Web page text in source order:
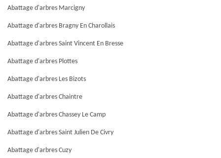
Abattage d'arbres Marcigny
Abattage d'arbres Bragny En Charollais
Abattage d'arbres Saint Vincent En Bresse
Abattage d'arbres Plottes
Abattage d'arbres Les Bizots
Abattage d'arbres Chaintre
Abattage d'arbres Chassey Le Camp
Abattage d'arbres Saint Julien De Civry
Abattage d'arbres Cuzy